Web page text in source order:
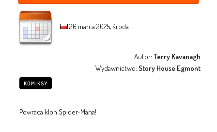
26 marca 2025, środa
Autor:Terry Kavanagh
Wydawnictwo:Story House Egmont
KOMIKSY
Powraca klon Spider-Mana!